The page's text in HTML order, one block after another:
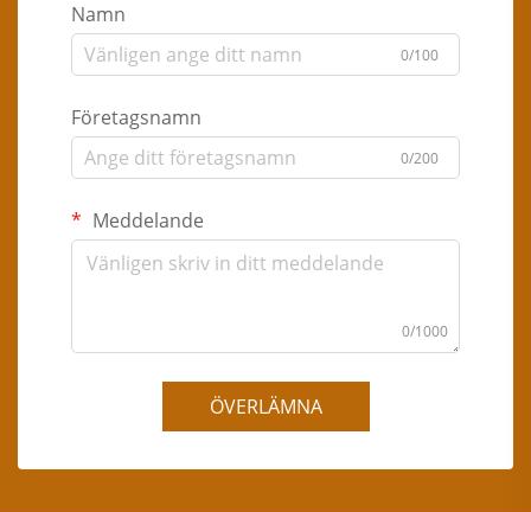
Namn
0/100
Företagsnamn
0/200
Meddelande
0/1000
ÖVERLÄMNA